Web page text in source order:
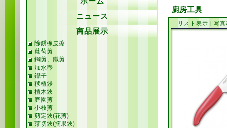
廚房工具
リスト表示 | 写真
ニュース
商品展示
除銹橡皮擦
葡萄剪
鋼剪、鐵剪
加水壺
鑷子
移植鏝
植木鋏
庭園剪
小枝剪
剪定鋏(花剪)
芽切鋏(摘果鋏)